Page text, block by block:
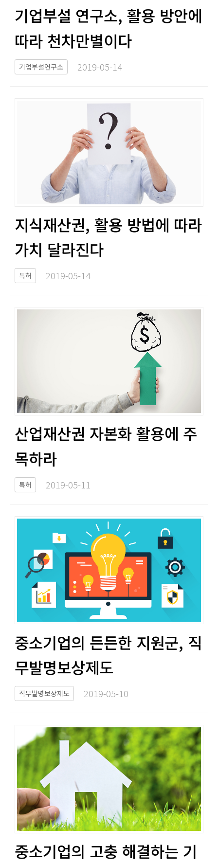
기업부설 연구소, 활용 방안에
따라 천차만별이다​​
기업부설연구소 2019-05-14​
지식재산권, 활용 방법에 따라
가치 달라진다​​
특허 2019-05-14​
산업재산권 자본화 활용에 주
목하라​​
특허 2019-05-11​
중소기업의 든든한 지원군, 직
무발명보상제도​​
직무발명보상제도 2019-05-10​
중소기업의 고충 해결하는 기